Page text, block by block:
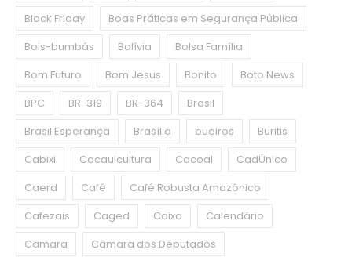
Black Friday
Boas Práticas em Segurança Pública
Bois-bumbás
Bolívia
Bolsa Família
Bom Futuro
Bom Jesus Bonito
Boto News
BPC
BR-319 BR-364
Brasil
Brasil Esperança
Brasília bueiros
Buritis
Cabixi
Cacauicultura Cacoal
CadÚnico
Caerd
Café
Café Robusta Amazônico
Cafezais
Caged Caixa
Calendário
Câmara
Câmara dos Deputados